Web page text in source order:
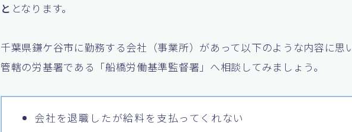
と となります。
千葉県鎌ケ谷市に勤務する会社（事業所）があって以下のような内容に思
管轄の労基署である「船橋労働基準監督署」へ相談してみましょう。
会社を退職したが給料を支払ってくれない